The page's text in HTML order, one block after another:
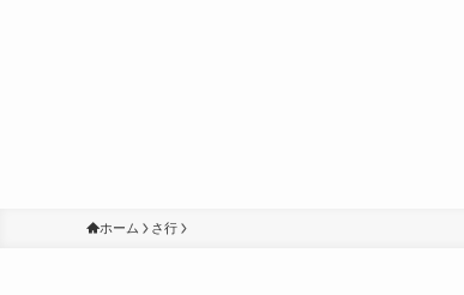
ホーム さ行